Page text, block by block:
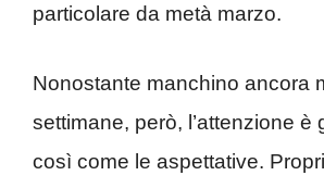
particolare da metà marzo.
Nonostante manchino ancora
settimane, però, l’attenzione è
così come le aspettative.